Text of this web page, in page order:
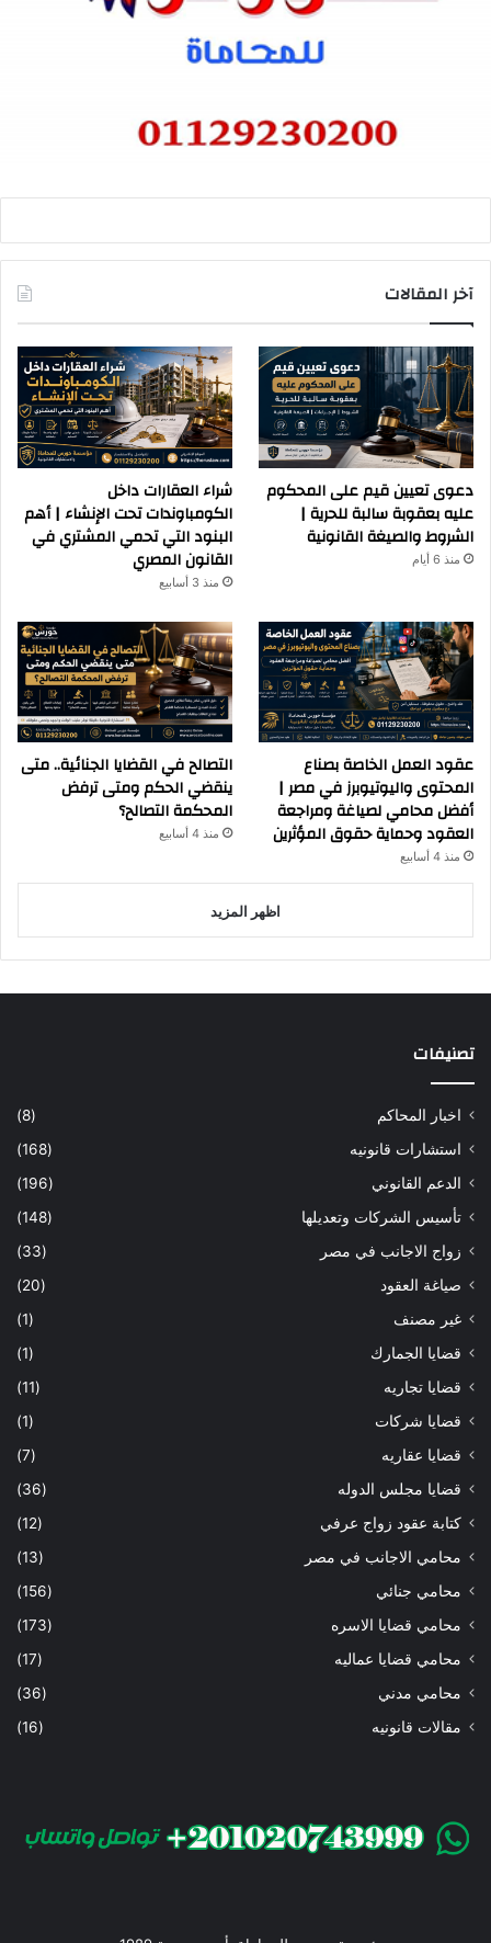
آخر المقالات
دعوى تعيين قيم على المحكوم
عليه بعقوبة سالبة للحرية |
الشروط والصيغة القانونية
منذ 6 أيام
شراء العقارات داخل
الكومباوندات تحت الإنشاء | أهم
البنود التي تحمي المشتري في
القانون المصري
منذ 3 أسابيع
عقود العمل الخاصة بصناع
المحتوى واليوتيوبرز في مصر |
أفضل محامي لصياغة ومراجعة
العقود وحماية حقوق المؤثرين
منذ 4 أسابيع
التصالح في القضايا الجنائية.. متى
ينقضي الحكم ومتى ترفض
المحكمة التصالح؟
منذ 4 أسابيع
اظهر المزيد
تصنيفات
اخبار المحاكم
(8)
استشارات قانونيه
(168)
الدعم القانوني
(196)
تأسيس الشركات وتعديلها
(148)
زواج الاجانب في مصر
(33)
صياغة العقود
(20)
غير مصنف
(1)
قضايا الجمارك
(1)
قضايا تجاريه
(11)
قضايا شركات
(1)
قضايا عقاريه
(7)
قضايا مجلس الدوله
(36)
كتابة عقود زواج عرفي
(12)
محامي الاجانب في مصر
(13)
محامي جنائي
(156)
محامي قضايا الاسره
(173)
محامي قضايا عماليه
(17)
محامي مدني
(36)
مقالات قانونيه
(16)